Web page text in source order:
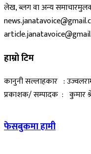
लेख, ब्लग वा अन्य समाचारमुलक
हाम्रो टिम
कानुनी सल्लाहकार :
प्रकाशक/ सम्पादक : कुमार
फेसबुकमा हामी